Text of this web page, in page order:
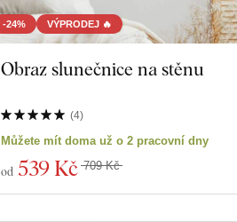
-24% VÝPRODEJ 🔥
Obraz slunečnice na stěnu
(4)
Můžete mít doma už o 2 pracovní dny
od 539 Kč 709 Kč